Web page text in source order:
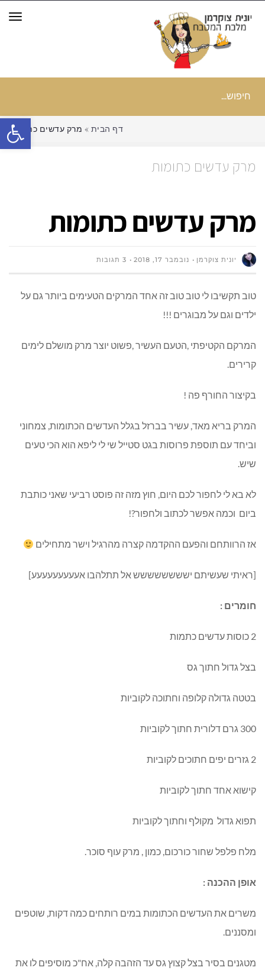
פתח
חיפוש
דף הבית » מרק עדשים כתומות
מרק עדשים כתומות
מרק עדשים כתומות
יונית צוקרמן נובמבר 17, 2018 3 תגובות
טוב תקשיבו לי טוב טוב זה אחד המרקים הטעימים ביותר גם על
ילדים וגם על מבוגרים !!!
המרקם הקטיפתי ,הטעם העשיר ,פשוט יוצר מרק מושלם לימים
קרירים.
בקיצור החורף פה !
המרק בריא מאד, עשיר בברזל בגלל העדשים הכתומות, צמחוני
וביחד עם תוספת פרוסות בגט סטייל שי לי ליפא הוא הכי טעים
שיש.
לא בא לי לחפור לכם היום, חוץ מזה זה פוסט רביעי שאני כותבת
ביום וכמה אפשר לכתוב ולחפור?!
אז הרוותחם והפעם ההקדמה קצרה מהרגיל וישר מתחילים
[ראיתי שעשיתם ישששששששש אל תתלהבו אעעעעעעעעע]
חומרים :
2 כוסות עדשים כתמות
בצל גדול חתוך גס
בטטה גדולה קלופה וחתוכה לקוביות
300 גרם דלורית חתוך לקוביות
2 גזרים יפים חתוכים לקוביות
קישוא אחד חתוך לקוביות
תפוא גדול מקולף וחתוך לקוביות
מלח פלפל שחור כורכום, כמון , מרק עוף סוכר.
אופן ההכנה :
משרים את העדשים הכתומות במים רותחים כמה דקות, שוטפים
ומסננים.
מטגנים בסיר בצל קצוץ גס עד הזהבה קלה, אח"כ מוסיפים לו את